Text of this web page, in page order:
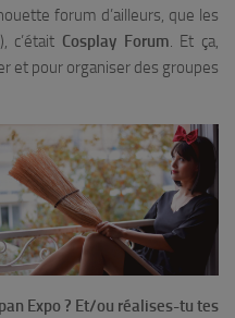
forum d’ailleurs, que les
c’était Cosplay Forum. Et ça,
et pour organiser des groupes
Expo ? Et/ou réalises-tu tes